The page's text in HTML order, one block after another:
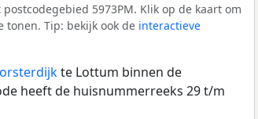
5973PM. Klik op de kaart om
tonen. Tip: bekijk ook de interactieve
te Lottum binnen de
heeft de huisnummerreeks 29 t/m